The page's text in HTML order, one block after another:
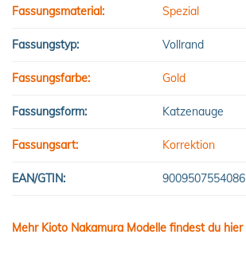
Fassungsmaterial: Spezial
Fassungstyp: Vollrand
Fassungsfarbe: Gold
Fassungsform: Katzenauge
Fassungsart: Korrektion
EAN/GTIN: 9009507554086
Mehr Kioto Nakamura Modelle findest du hier